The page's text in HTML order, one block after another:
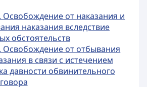
Освобождение от наказания и
наказания вследствие
обстоятельств
Освобождение от отбывания
в связи с истечением
давности обвинительного